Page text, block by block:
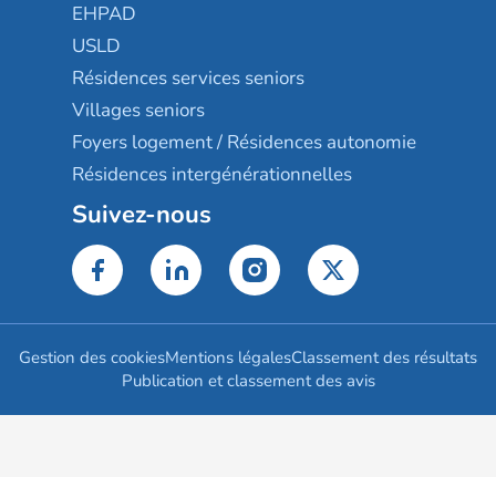
EHPAD
USLD
Résidences services seniors
Villages seniors
Foyers logement / Résidences autonomie
Résidences intergénérationnelles
Suivez-nous
Gestion des cookiesMentions légalesClassement des résultats
Publication et classement des avis